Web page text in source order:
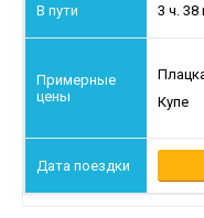
3 ч. 38
Купе